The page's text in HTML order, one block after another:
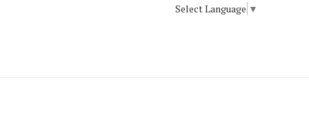
Select Language ▼